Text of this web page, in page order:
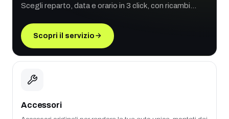
Scegli reparto, data e orario in 3 click, con ricambi
Scopri il servizio
Accessori